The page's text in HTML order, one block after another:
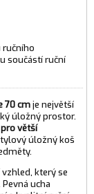
ručního
součástí ruční
70 cmje největší
úložný prostor.
větší
úložný koš
který se
ucha